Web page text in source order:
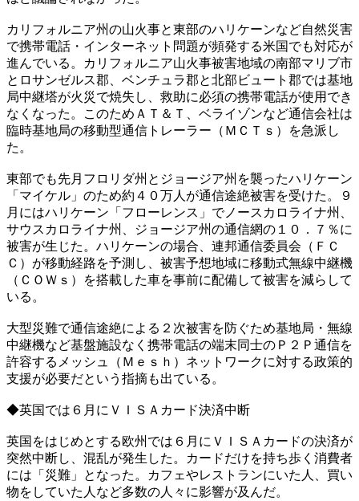
カリフォルニア州の山火事と東部のハリケーンなど自然災害
で携帯電話・インターネット問題が頻発する米国でも対応が
進んでいる。カリフォルニア山火事被害地域の南部マリブ市
とロサンゼルス郡、ベンチュラ郡と北部ビュート郡では基地
局中継塔が火災で焼失し、救助に必須の携帯電話が使用でき
なくなった。このためＡＴ＆Ｔ、ベライゾンなど通信会社は
臨時基地局の移動型通信トレーラー（ＭＣＴｓ）を急派し
た。
東部でも先月フロリダ州とジョージア州を襲ったハリケーン
「マイケル」のため約４０万人が通信途絶被害を受けた。９
月にはハリケーン「フローレンス」でノースカロライナ州、
サウスカロライナ州、ジョージア州の通信網の１０．７％に
被害が生じた。ハリケーンの場合、連邦通信委員会（ＦＣ
Ｃ）が移動経路を予測し、被害予想地域に移動式無線中継機
（ＣＯＷｓ）を搭載した車を事前に配備して被害を減らして
いる。
大型災難で通信途絶による２次被害を防ぐため基地局・無線
中継機など基盤施設なく携帯電話の端末同士のＰ２Ｐ通信を
許容するメッシュ（Ｍｅｓｈ）ネットワークに対する政策的
支援が必要だという指摘も出ている。
◆英国では６月にＶＩＳＡカード決済中断
英国をはじめとする欧州では６月にＶＩＳＡカードの決済が
突然中断し、混乱が発生した。カードだけを持ち歩く消費者
には「災難」となった。カフェやレストランにいた人、買い
物をしていた人など多数の人々に影響が及んだ。